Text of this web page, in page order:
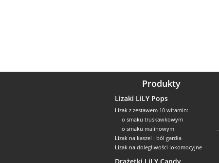
Produkty
Lizaki LiLY Pops
Lizak z zestawem 10 witamin:
o smaku truskawkowym
o smaku malinowym
Lizak na kaszel i ból gardła
Lizak na dolegliwości lokomocyjne